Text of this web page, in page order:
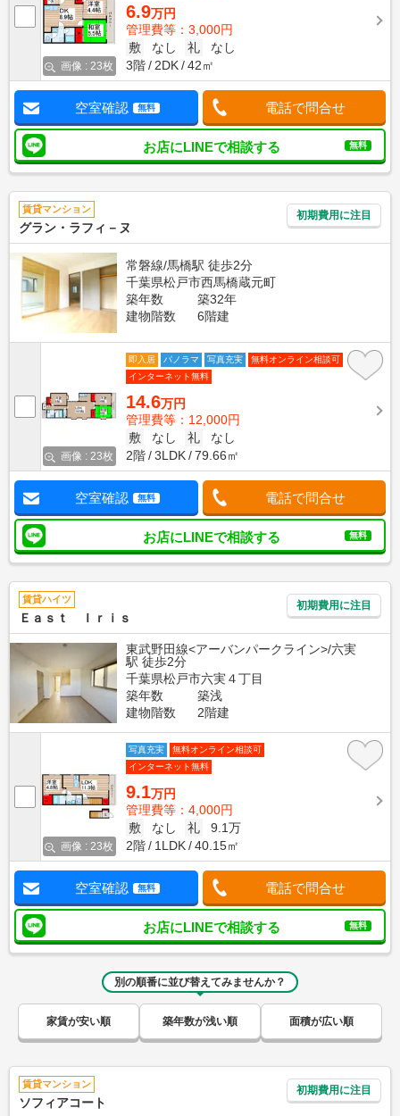
画像 : 23枚
6.9万円
管理費等：3,000円
敷
なし 礼
なし
3階
2DK 42㎡
空室確認 無料 電話で問合せ
お店にLINEで相談する 無料
賃貸マンション
グラン・ラフィ－ヌ
初期費用に注目
常磐線/馬橋駅 徒歩2分
千葉県松戸市西馬橋蔵元町
築年数
築32年
建物階数
6階建
画像 : 23枚
即入居 パノラマ 写真充実
無料オンライン相談可
インターネット無料
14.6万円
管理費等：12,000円
敷
なし 礼
なし
2階
3LDK 79.66㎡
空室確認 無料 電話で問合せ
お店にLINEで相談する 無料
賃貸ハイツ
Ｅａｓｔ Ｉｒｉｓ
初期費用に注目
東武野田線<アーバンパークライン>/六実
駅 徒歩2分
千葉県松戸市六実４丁目
築年数
築浅
建物階数
2階建
画像 : 23枚
写真充実
無料オンライン相談可
インターネット無料
9.1万円
管理費等：4,000円
敷
なし 礼
9.1万
2階
1LDK 40.15㎡
空室確認 無料 電話で問合せ
お店にLINEで相談する 無料
別の順番に並び替えてみませんか？
家賃が安い順 築年数が浅い順 面積が広い順
賃貸マンション
ソフィアコート
初期費用に注目